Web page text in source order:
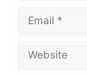
Email
Website